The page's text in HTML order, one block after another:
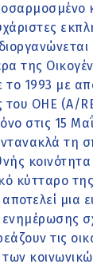
της
το 1993 με
του ΟΗΕ (A/
στις 15
τη
κύτταρο
μια
τις